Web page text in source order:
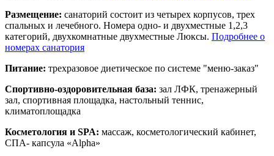
Размещение: санаторий состоит из четырех корпусов, трех
спальных и лечебного. Номера одно- и двухместные 1,2,3
категорий, двухкомнатные двухместные Люксы. Подробнее о
номерах санатория
Питание: трехразовое диетическое по системе "меню-заказ"
Спортивно-оздоровительная база: зал ЛФК, тренажерный
зал, спортивная площадка, настольный теннис,
климатоплощадка
Косметология и SPA: массаж, косметологический кабинет,
СПА- капсула «Alpha»